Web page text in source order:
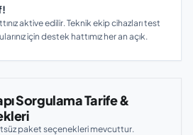
aktive edilir. Teknik ekip cihazları test
için destek hattımız her an açık.
Sorgulama Tarife &
paket seçenekleri mevcuttur.